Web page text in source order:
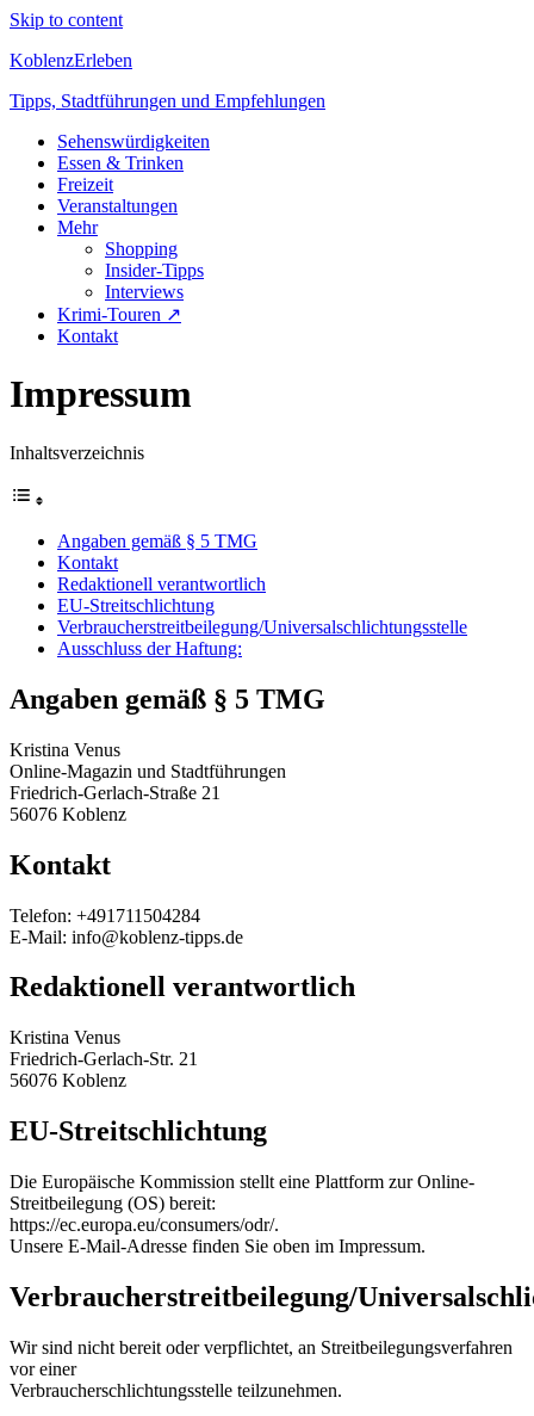
Skip to content
KoblenzErleben
Tipps, Stadtführungen und Empfehlungen
Sehenswürdigkeiten
Essen & Trinken
Freizeit
Veranstaltungen
Mehr
Shopping
Insider-Tipps
Interviews
Krimi-Touren ↗
Kontakt
Impressum
Inhaltsverzeichnis
Angaben gemäß § 5 TMG
Kontakt
Redaktionell verantwortlich
EU-Streitschlichtung
Verbraucherstreitbeilegung/Universalschlichtungsstelle
Ausschluss der Haftung:
Angaben gemäß § 5 TMG
Kristina Venus
Online-Magazin und Stadtführungen
Friedrich-Gerlach-Straße 21
56076 Koblenz
Kontakt
Telefon: +491711504284
E-Mail: info@koblenz-tipps.de
Redaktionell verantwortlich
Kristina Venus
Friedrich-Gerlach-Str. 21
56076 Koblenz
EU-Streitschlichtung
Die Europäische Kommission stellt eine Plattform zur Online-
Streitbeilegung (OS) bereit:
https://ec.europa.eu/consumers/odr/.
Unsere E-Mail-Adresse finden Sie oben im Impressum.
Verbraucherstreitbeilegung/
Wir sind nicht bereit oder verpflichtet, an Streitbeilegungsverfahren
vor einer
Verbraucherschlichtungsstelle teilzunehmen.